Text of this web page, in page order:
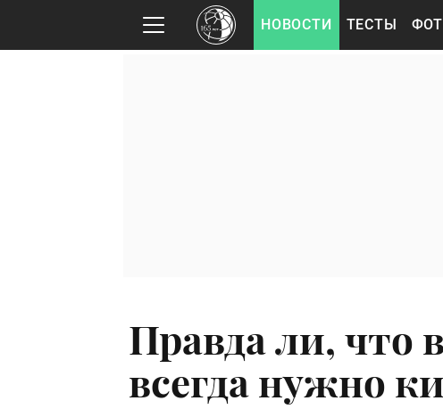
НОВОСТИ ТЕСТЫ
Правда ли, что
всегда нужно